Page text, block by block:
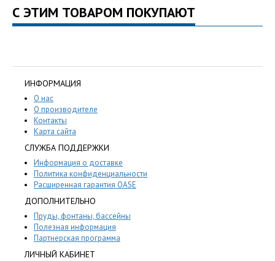
С ЭТИМ ТОВАРОМ ПОКУПАЮТ
ИНФОРМАЦИЯ
О нас
О производителе
Контакты
Карта сайта
СЛУЖБА ПОДДЕРЖКИ
Информация о доставке
Политика конфиденциальности
Расширенная гарантия OASE
ДОПОЛНИТЕЛЬНО
Пруды, фонтаны, бассейны
Полезная информация
Партнерская программа
ЛИЧНЫЙ КАБИНЕТ